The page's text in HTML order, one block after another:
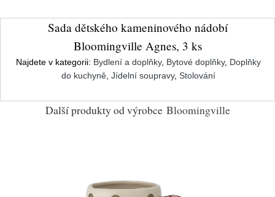
Sada dětského kameninového nádobí
Bloomingville Agnes, 3 ks
Najdete v kategorii: Bydlení a doplňky, Bytové doplňky, Doplňky
do kuchyně, Jídelní soupravy, Stolování
Další produkty od výrobce Bloomingville